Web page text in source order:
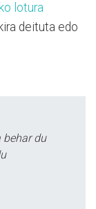
lotura
deituta edo
behar du